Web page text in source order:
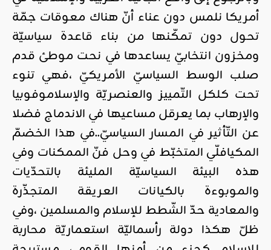
أمريكا نلمس دون عناء أنّ هناك معوقات جمّة
تحول دون تمكّنها من بناء قاعدة سياسيّة
ومخزون انتخابيّ يساعدها في نحت موطئ قدم
صلب الوسط السياسيّ الأمريكيّ ،فهي تنوء
تحت كلكل التّمييز والعنصريّة والإسلاموفوبيا
والإرهاب بما يعرقل مساعيها في الاندماج فضلا
عن التّأثير في المسار السياسيّ..في هذا الخضمّ
المكيافلّي المتخبّط في وحل فنّ الممكنات وفي
هذه البيئة السياسيّة المليئة بالتحدّيات
والموبوءة بالكيانات العريقة المتجذّرة
والمعادية حدّ الشّطط للإسلام والمسلمين ،وفي
ظلّ هكذا دولة رأسماليّة استعماريّة محاربة